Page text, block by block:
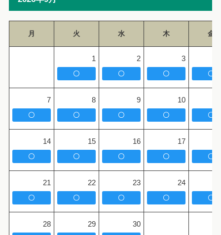
月 火 水 木 金
1
〇
2
〇
3
〇 〇
7
〇
8
〇
9
〇
10
〇 〇
14
〇
15
〇
16
〇
17
〇 〇
21
〇
22
〇
23
〇
24
〇 〇
28 29 30